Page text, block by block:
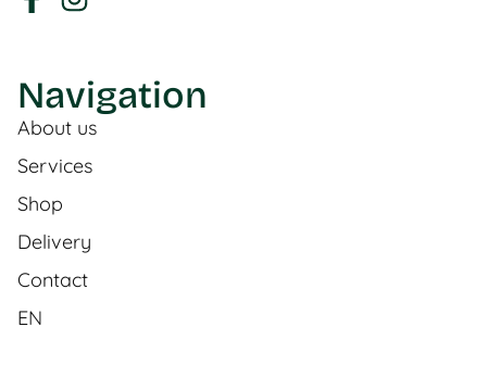
Navigation
About us
Services
Shop
Delivery
Contact
EN